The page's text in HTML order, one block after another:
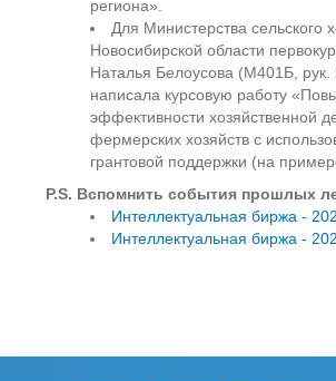
региона».
Для Министерства сельского
Новосибирской области
Наталья Белоусова (М401Б, рук.
написала курсовую работу
эффективности хозяйственной
фермерских хозяйств с
грантовой поддержки (на
P.S. Вспомнить события прошлых
Интеллектуальная биржа -
Интеллектуальная биржа -